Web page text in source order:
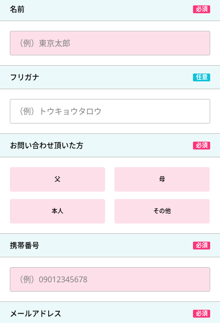
名前
フリガナ
お問い合わせ頂いた方
父 母
本人 その他
携帯番号
メールアドレス